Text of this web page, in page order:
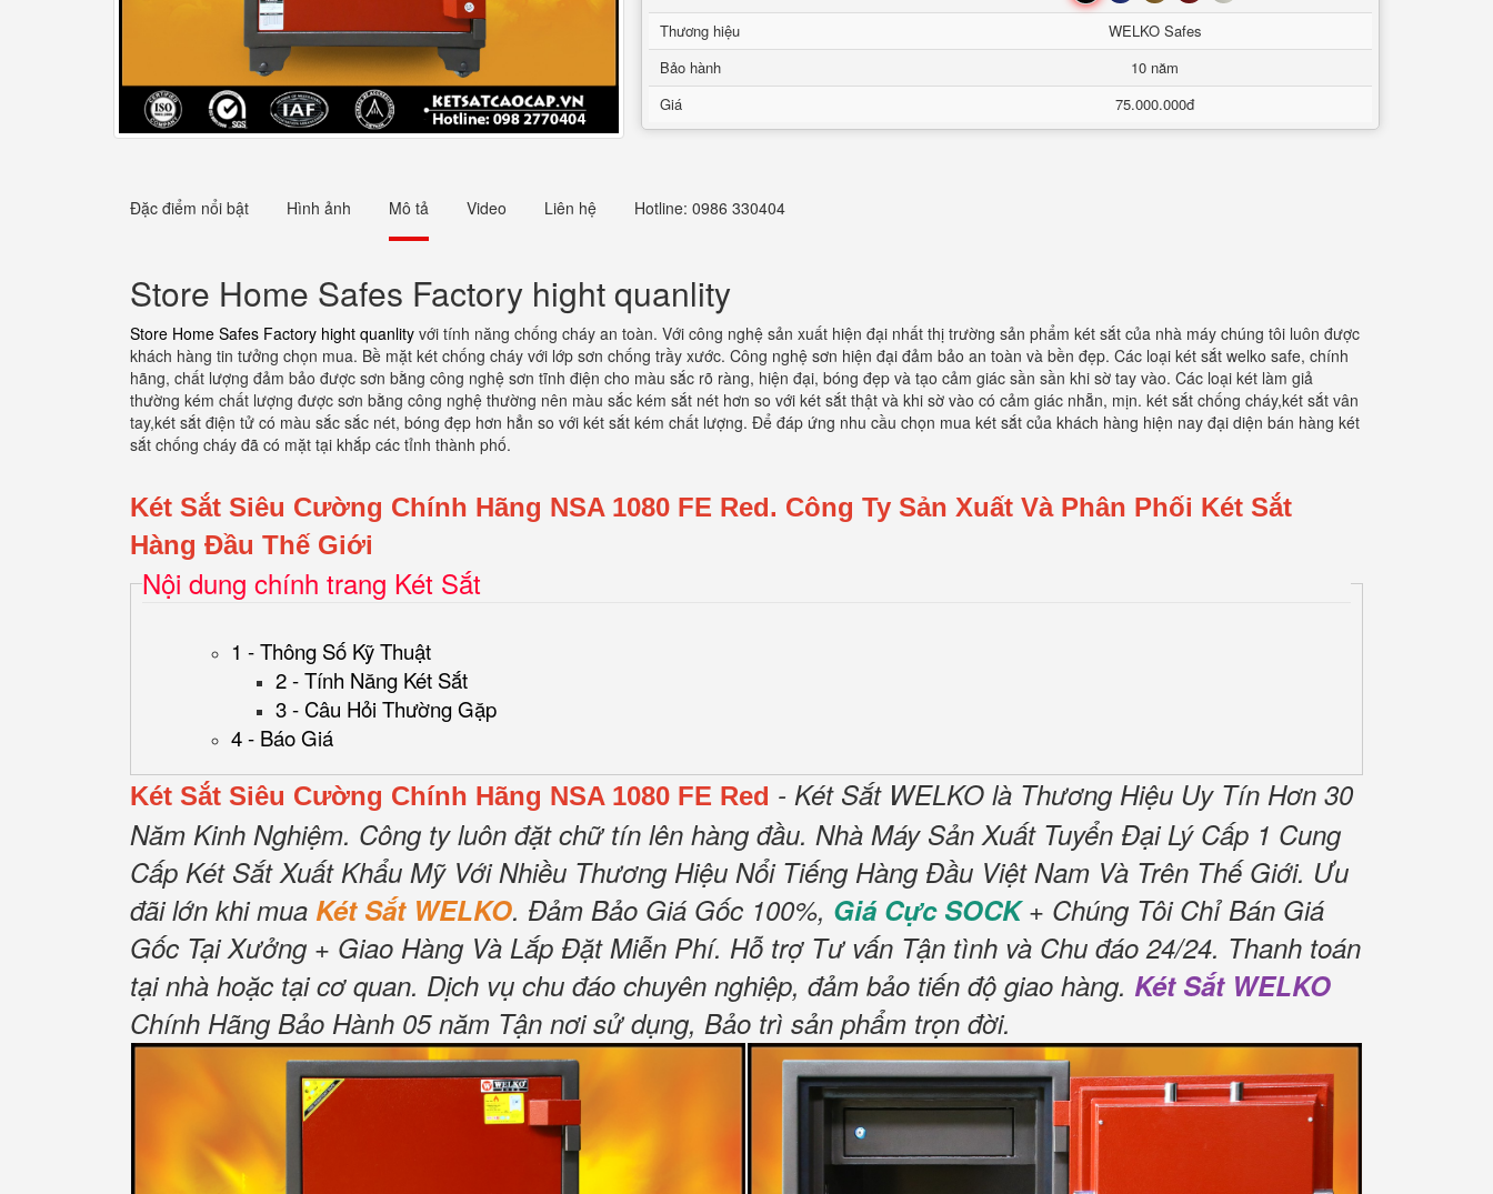
Thương hiệu
WELKO Safes
Bảo hành
10 năm
Giá
75.000.000đ
Đặc điểm nổi bật Hình ảnh Mô tả Video Liên hệ Hotline: 0986 330404
Store Home Safes Factory hight quanlity
Store Home Safes Factory hight quanlity với tính năng chống cháy an toàn. Với công nghệ sản xuất hiện đại nhất thị trường sản phẩm két sắt của nhà máy chúng tôi luôn được
khách hàng tin tưởng chọn mua. Bề mặt két chống cháy với lớp sơn chống trầy xước. Công nghệ sơn hiện đại đảm bảo an toàn và bền đẹp. Các loại két sắt welko safe, chính
hãng, chất lượng đảm bảo được sơn bằng công nghệ sơn tĩnh điện cho màu sắc rõ ràng, hiện đại, bóng đẹp và tạo cảm giác sần sần khi sờ tay vào. Các loại két làm giả
thường kém chất lượng được sơn bằng công nghệ thường nên màu sắc kém sắt nét hơn so với két sắt thật và khi sờ vào có cảm giác nhẵn, mịn. két sắt chống cháy,két sắt vân
tay,két sắt điện tử có màu sắc sắc nét, bóng đẹp hơn hẳn so với két sắt kém chất lượng. Để đáp ứng nhu cầu chọn mua két sắt của khách hàng hiện nay đại diện bán hàng két
sắt chống cháy đã có mặt tại khắp các tỉnh thành phố.
Két Sắt Siêu Cường Chính Hãng NSA 1080 FE Red. Công Ty Sản Xuất Và Phân Phối Két Sắt
Hàng Đầu Thế Giới
Nội dung chính trang Két Sắt
1 - Thông Số Kỹ Thuật
2 - Tính Năng Két Sắt
3 - Câu Hỏi Thường Gặp
4 - Báo Giá
Két Sắt Siêu Cường Chính Hãng NSA 1080 FE Red - Két Sắt WELKO là Thương Hiệu Uy Tín Hơn 30
Năm Kinh Nghiệm. Công ty luôn đặt chữ tín lên hàng đầu. Nhà Máy Sản Xuất Tuyển Đại Lý Cấp 1 Cung
Cấp Két Sắt Xuất Khẩu Mỹ Với Nhiều Thương Hiệu Nổi Tiếng Hàng Đầu Việt Nam Và Trên Thế Giới. Ưu
đãi lớn khi mua Két Sắt WELKO. Đảm Bảo Giá Gốc 100%, Giá Cực SOCK+ Chúng Tôi Chỉ Bán Giá
Gốc Tại Xưởng + Giao Hàng Và Lắp Đặt Miễn Phí. Hỗ trợ Tư vấn Tận tình và Chu đáo 24/24. Thanh toán
tại nhà hoặc tại cơ quan. Dịch vụ chu đáo chuyên nghiệp, đảm bảo tiến độ giao hàng. Két Sắt WELKO
Chính Hãng Bảo Hành 05 năm Tận nơi sử dụng, Bảo trì sản phẩm trọn đời.